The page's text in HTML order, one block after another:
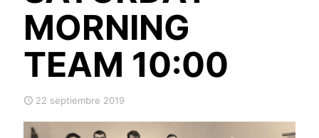
MORNING
TEAM 10:00
22 septiembre 2019